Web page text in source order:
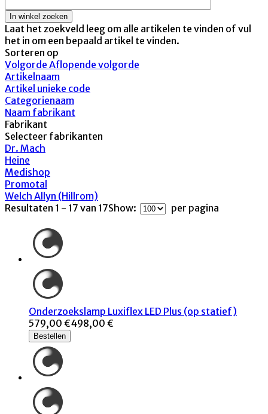
Laat het zoekveld leeg om alle artikelen te vinden of vul
het in om een bepaald artikel te vinden.
Sorteren op
Volgorde Aflopende volgorde
Artikelnaam
Artikel unieke code
Categorienaam
Naam fabrikant
Fabrikant
Selecteer fabrikanten
Dr. Mach
Heine
Medishop
Promotal
Welch Allyn (Hillrom)
Resultaten 1 - 17 van 17Show: per pagina
Onderzoekslamp Luxiflex LED Plus (op statief)
579,00 €498,00 €
Bestellen